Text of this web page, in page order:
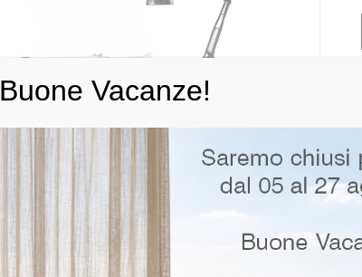
Buone Vacanze!